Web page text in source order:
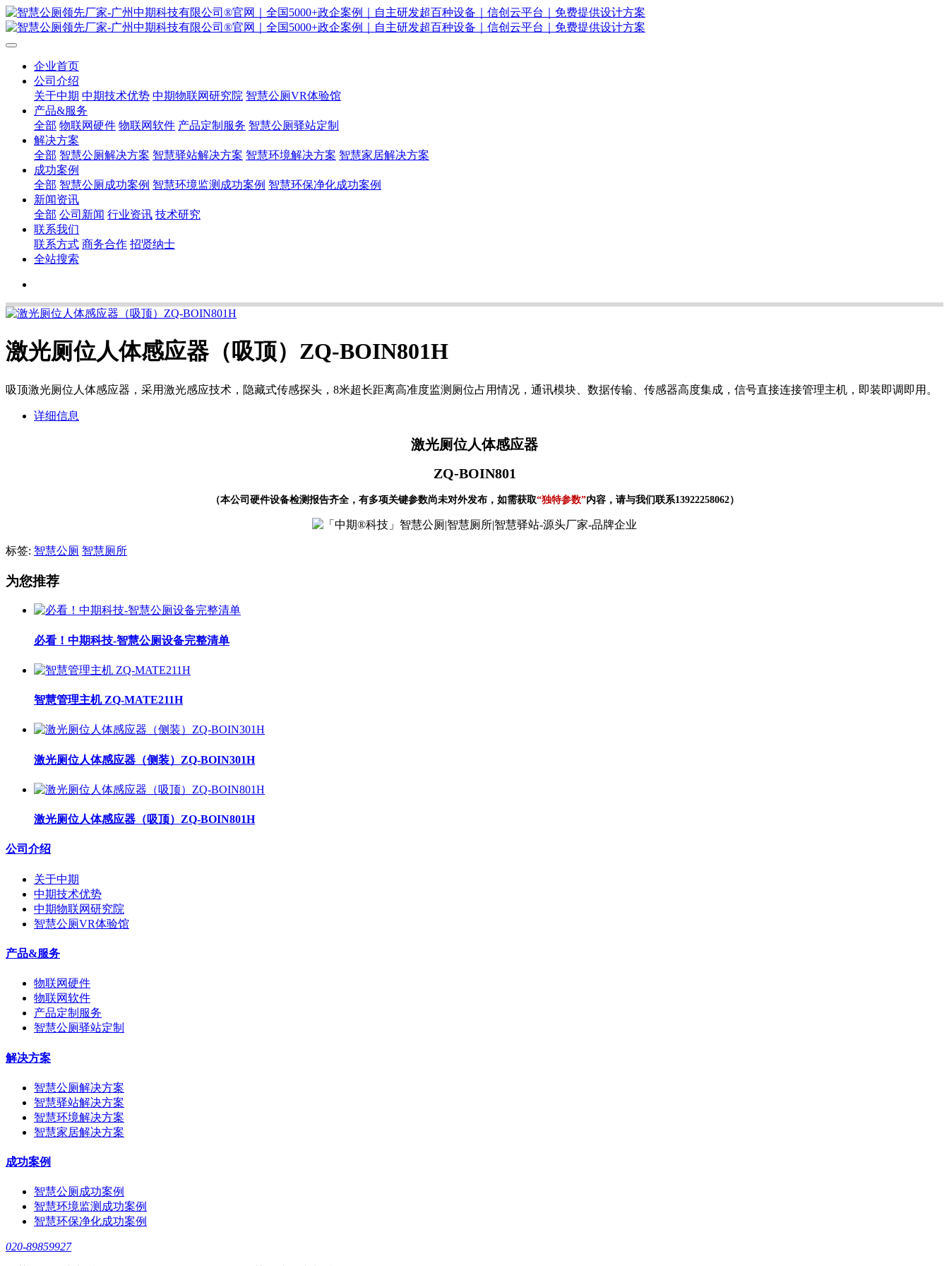
企业首页
公司介绍
关于中期 中期技术优势 中期物联网研究院 智慧公厕VR体验馆
产品&服务
全部 物联网硬件 物联网软件 产品定制服务 智慧公厕驿站定制
解决方案
全部 智慧公厕解决方案 智慧驿站解决方案 智慧环境解决方案 智慧家居解决方案
成功案例
全部 智慧公厕成功案例 智慧环境监测成功案例 智慧环保净化成功案例
新闻资讯
全部 公司新闻 行业资讯 技术研究
联系我们
联系方式 商务合作 招贤纳士
全站搜索
激光厕位人体感应器（吸顶）ZQ-BOIN801H
吸顶激光厕位人体感应器，采用激光感应技术，隐藏式传感探头，8米超长距离高准度监测厕位占用情况，通讯模块、数据传输、传感器高度集成，信号直接连接管理主机，即装即调即用。
详细信息
激光厕位人体感应器
ZQ-BOIN801
（本公司硬件设备检测报告齐全，有多项关键参数尚未对外发布，如需获取“独特参数”内容，请与我们联系13922258062）
标签: 智慧公厕 智慧厕所
为您推荐
必看！中期科技-智慧公厕设备完整清单
智慧管理主机 ZQ-MATE211H
激光厕位人体感应器（侧装）ZQ-BOIN301H
激光厕位人体感应器（吸顶）ZQ-BOIN801H
公司介绍
关于中期
中期技术优势
中期物联网研究院
智慧公厕VR体验馆
产品&服务
物联网硬件
物联网软件
产品定制服务
智慧公厕驿站定制
解决方案
智慧公厕解决方案
智慧驿站解决方案
智慧环境解决方案
智慧家居解决方案
成功案例
智慧公厕成功案例
智慧环境监测成功案例
智慧环保净化成功案例
020-89859927